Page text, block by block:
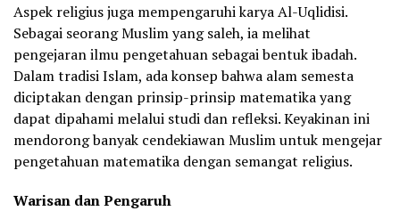
Aspek religius juga mempengaruhi karya Al-Uqlidisi.
Sebagai seorang Muslim yang saleh, ia melihat
pengejaran ilmu pengetahuan sebagai bentuk ibadah.
Dalam tradisi Islam, ada konsep bahwa alam semesta
diciptakan dengan prinsip-prinsip matematika yang
dapat dipahami melalui studi dan refleksi. Keyakinan ini
mendorong banyak cendekiawan Muslim untuk mengejar
pengetahuan matematika dengan semangat religius.
Warisan dan Pengaruh